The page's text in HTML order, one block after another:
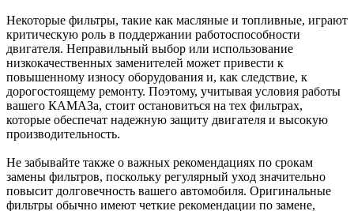
Некоторые фильтры, такие как масляные и топливные, играют
критическую роль в поддержании работоспособности
двигателя. Неправильный выбор или использование
низкокачественных заменителей может привести к
повышенному износу оборудования и, как следствие, к
дорогостоящему ремонту. Поэтому, учитывая условия работы
вашего КАМАЗа, стоит остановиться на тех фильтрах,
которые обеспечат надежную защиту двигателя и высокую
производительность.
Не забывайте также о важных рекомендациях по срокам
замены фильтров, поскольку регулярный уход значительно
повысит долговечность вашего автомобиля. Оригинальные
фильтры обычно имеют четкие рекомендации по замене,